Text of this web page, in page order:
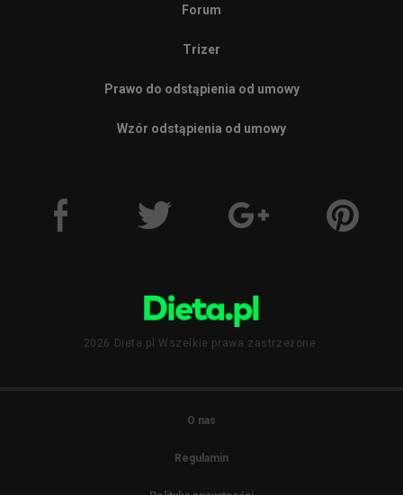
Forum
Trizer
Prawo do odstąpienia od umowy
Wzór odstąpienia od umowy
2026 Dieta.pl Wszelkie prawa zastrzeżone.
O nas
Regulamin